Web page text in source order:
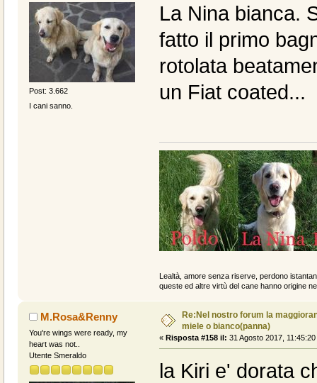
Post: 3.662
I cani sanno.
La Nina bianca.
fatto il primo
rotolata
un Fiat coated...
Lealtà, amore senza riserve, perdono
queste ed altre virtù del cane hanno origine
M.Rosa&Renny
You're wings were ready, my
heart was not..
Utente Smeraldo
Re:Nel nostro forum la
miele o bianco(panna)
« Risposta #158 il: 31 Agosto 2017, 11:45:20
la Kiri e' dorata